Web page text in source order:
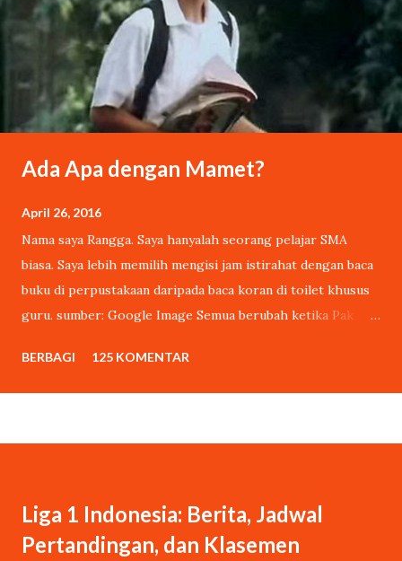
Ada Apa dengan Mamet?
April 26, 2016
Nama saya Rangga. Saya hanyalah seorang pelajar SMA
biasa. Saya lebih memilih mengisi jam istirahat dengan baca
buku di perpustakaan daripada baca koran di toilet khusus
guru. sumber: Google Image Semua berubah ketika Pak
mengikutkan puisi buatan saya dalam lomba cipta puisi
tahunan yang diadakan oleh pihak sekolah. Lomba tersebut
menang. Pak Wardiman mengambil hadiah sepedanya,
ngejar saya untuk minta wawancara. “Kamu Rangga, kan?”
tanya cewek mading tersebut sambil ngajak salaman. Tapi
BERBAGI 125 KOMENTAR
Liga 1 Indonesia: Berita, Jadwal
Pertandingan, dan Klasemen